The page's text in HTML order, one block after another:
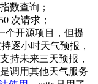
数查询；
次请求；
个开源项目，但提
逐小时天气预报，
持未来三天预报，
调用其他天气服务